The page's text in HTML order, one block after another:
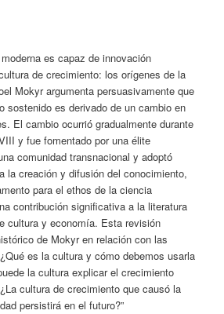
es capaz de innovación
de crecimiento: los orígenes de la
Mokyr argumenta persuasivamente que
sostenido es derivado de un cambio en
El cambio ocurrió gradualmente durante
y fue fomentado por una élite
comunidad transnacional y adoptó
la creación y difusión del conocimiento,
para el ethos de la ciencia
contribución significativa a la literatura
cultura y economía. Esta revisión
de Mokyr en relación con las
es la cultura y cómo debemos usarla
la cultura explicar el crecimiento
cultura de crecimiento que causó la
persistirá en el futuro?”